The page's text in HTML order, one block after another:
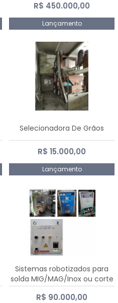
R$ 450.000,00
Lançamento
Selecionadora De Grãos
R$ 15.000,00
Lançamento
Sistemas robotizados para
solda MIG/MAG/Inox ou corte
plasma
R$ 90.000,00